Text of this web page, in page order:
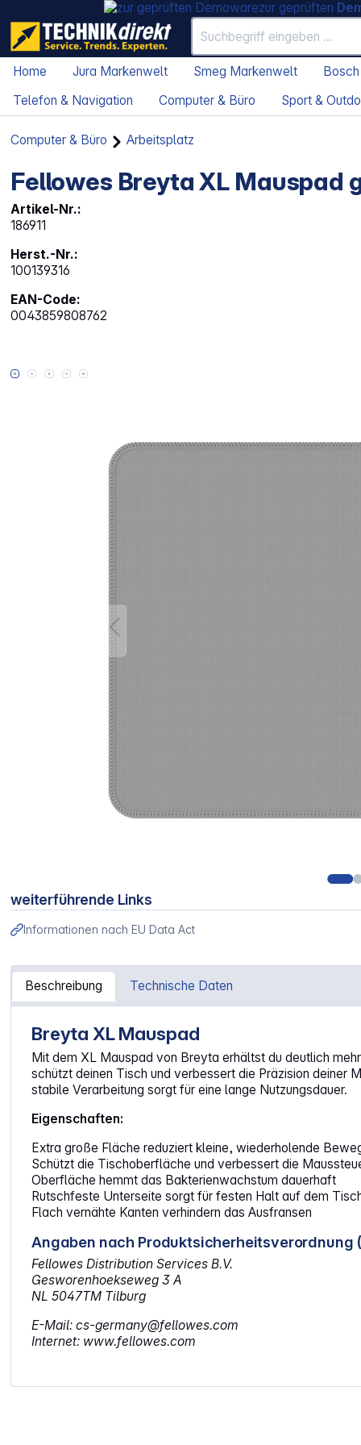
zur geprüften
Home Jura Markenwelt Smeg Markenwelt
Telefon & Navigation
Computer & Büro Sport &
Computer & Büro Arbeitsplatz
Fellowes Breyta XL Mauspad
Artikel-Nr.:
186911
Herst.-Nr.:
100139316
EAN-Code:
0043859808762
Bildergalerie überspringen
weiterführende Links
Informationen nach EU Data Act
Beschreibung Technische Daten
Artikelinformationen "Fellowes Breyta XL Mauspad grau"
Breyta XL Mauspad
Mit dem XL Mauspad von Breyta erhältst du deutlich
schützt deinen Tisch und verbessert die Präzision deiner
stabile Verarbeitung sorgt für eine lange Nutzungsdauer.
Eigenschaften:
Extra große Fläche reduziert kleine, wiederholende
Schützt die Tischoberfläche und verbessert die
Oberfläche hemmt das Bakterienwachstum dauerhaft
Rutschfeste Unterseite sorgt für festen Halt auf dem
Flach vernähte Kanten verhindern das Ausfransen
Angaben nach Produktsicherheitsverordnung
Fellowes Distribution Services B.V.
Gesworenhoekseweg 3 A
NL 5047TM Tilburg
E-Mail: cs-germany@fellowes.com
Internet: www.fellowes.com